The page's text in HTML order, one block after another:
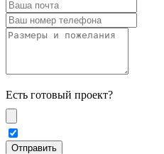
Есть готовый проект?